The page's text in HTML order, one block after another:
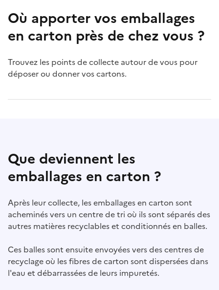
Où apporter vos emballages
en carton près de chez vous ?
Trouvez les points de collecte autour de vous pour
déposer ou donner vos cartons.
Que deviennent les
emballages en carton ?
Après leur collecte, les emballages en carton sont
acheminés vers un centre de tri où ils sont séparés des
autres matières recyclables et conditionnés en balles.
Ces balles sont ensuite envoyées vers des centres de
recyclage où les fibres de carton sont dispersées dans
l'eau et débarrassées de leurs impuretés.